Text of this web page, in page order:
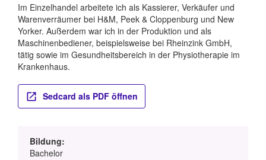
Im Einzelhandel arbeitete ich als Kassierer, Verkäufer und
Warenverräumer bei H&M, Peek & Cloppenburg und New
Yorker. Außerdem war ich in der Produktion und als
Maschinenbediener, beispielsweise bei Rheinzink GmbH,
tätig sowie im Gesundheitsbereich in der Physiotherapie im
Krankenhaus.
Sedcard als PDF öffnen
Bildung:
Bachelor